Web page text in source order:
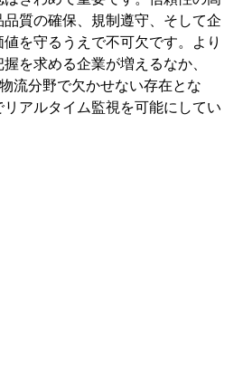
質の確保、規制遵守、そして企
を守るうえで不可欠です。より
を求める企業が増えるなか、
流分野で欠かせない存在とな
アルタイム監視を可能にしてい